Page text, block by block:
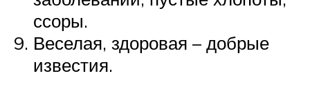
ссоры.
Веселая, здоровая – добрые
известия.